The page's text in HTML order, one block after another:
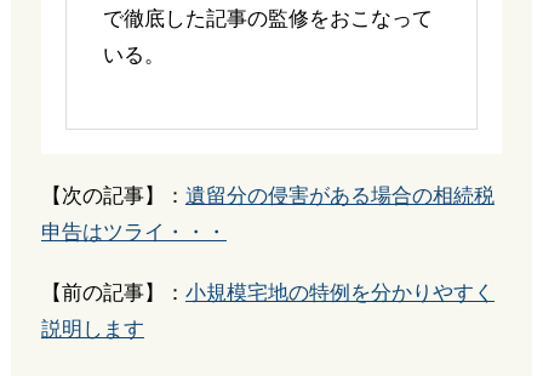
で徹底した記事の監修をおこなって
いる。
【次の記事】： 遺留分の侵害がある場合の相続税
申告はツライ・・・
【前の記事】： 小規模宅地の特例を分かりやすく
説明します